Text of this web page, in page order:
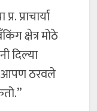
प्राचार्या
क्षेत्र मोठे
दिल्या
आपण ठरवले